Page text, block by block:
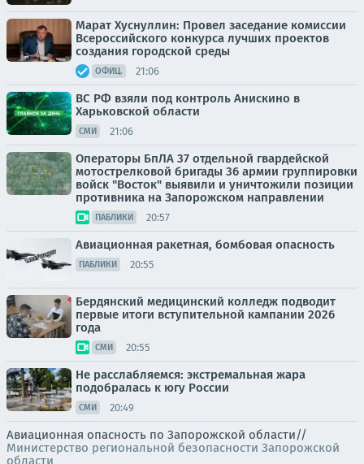
Марат Хуснуллин: Провел заседание комиссии
Всероссийского конкурса лучших проектов
создания городской среды
ОФИЦ. 21:06
ВС РФ взяли под контроль Анискино в
Харьковской области
СМИ 21:06
Операторы БпЛА 37 отдельной гвардейской
мотострелковой бригады 36 армии группировки
войск "Восток" выявили и уничтожили позиции
противника на Запорожском направлении
ПАБЛИКИ 20:57
Авиационная ракетная, бомбовая опасность
ПАБЛИКИ 20:55
Бердянский медицинский колледж подводит
первые итоги вступительной кампании 2026
года
СМИ 20:55
Не расслабляемся: экстремальная жара
подобралась к югу России
СМИ 20:49
Авиационная опасность по Запорожской области//
Министерство региональной безопасности Запорожской
области